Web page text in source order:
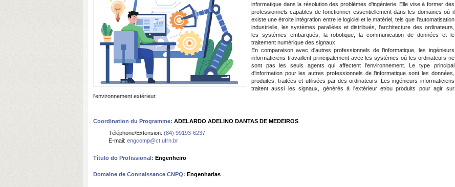
informatique dans la résolution des problèmes d'ingénierie. Elle vise à former des
professionnels capables de fonctionner essentiellement dans les domaines où il
existe une étroite intégration entre le logiciel et le matériel, tels que l'automatisation
industrielle, les systèmes parallèles et distribués, l'architecture des ordinateurs,
les systèmes embarqués, la robotique, la communication de données et le
traitement numérique des signaux
En comparaison avec d'autres professionnels de l'informatique, les ingénieurs
informaticiens travaillent principalement avec les systèmes où les ordinateurs ne
sont pas les seuls agents qui affectent l'environnement. Le type principal
d'information pour les autres professionnels de l'informatique sont les données,
produites, traitées et utilisées par des ordinateurs. Les ingénieurs informaticiens
traitent aussi les signaux, générés à l'extérieuret/ou produits pour agir sur
l'environnement extérieur.
Coordination du Programme: ADELARDO ADELINO DANTAS DE MEDEIROS
Téléphone/Extension: (84) 99193-6237
E-mail: engcomp@ct.ufrn.br
Título do Profissional: Engenheiro
Domaine de Connaissance CNPQ: Engenharias